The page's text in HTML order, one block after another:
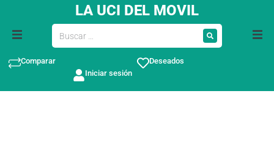
LA UCI DEL MOVIL
Comparar
Deseados
Iniciar sesión